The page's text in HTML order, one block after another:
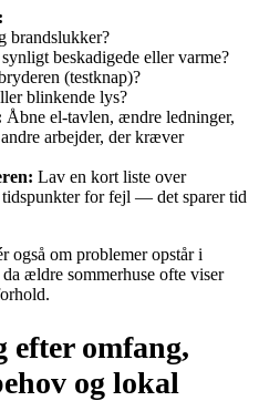
brandslukker?
beskadigede eller varme?
(testknap)?
blinkende lys?
Åbne el‑tavlen, ændre ledninger,
arbejder, der kræver
Lav en kort liste over
tidspunkter for fejl — det sparer tid
også om problemer opstår i
ældre sommerhuse ofte viser
omfang,
og lokal